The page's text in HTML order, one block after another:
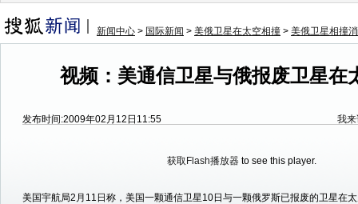
新闻中心 > 国际新闻 > 美俄卫星在太空相撞 > 美俄卫星相撞
视频：美通信卫星与俄报废卫星在
发布时间:2009年02月12日11:55 我
获取Flash播放器 to see this player.
美国宇航局2月11日称，美国一颗通信卫星10日与一颗俄罗斯已报废的卫星在